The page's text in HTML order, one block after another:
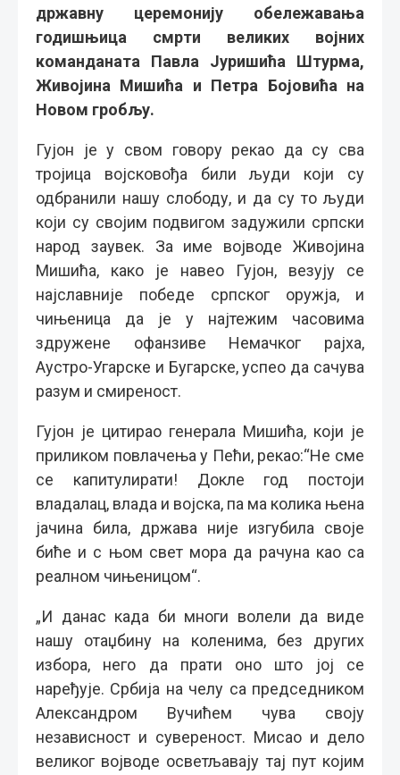
државну церемонију обележавања
годишњица смрти великих војних
команданата Павла Јуришића Штурма,
Живојина Мишића и Петра Бојовића на
Новом гробљу.
Гујон је у свом говору рекао да су сва
тројица војсковођа били људи који су
одбранили нашу слободу, и да су то људи
који су својим подвигом задужили српски
народ заувек. За име војводе Живојина
Мишића, како је навео Гујон, везују се
најславније победе српског оружја, и
чињеница да је у најтежим часовима
здружене офанзиве Немачког рајха,
Аустро-Угарске и Бугарске, успео да сачува
разум и смиреност.
Гујон је цитирао генерала Мишића, који је
приликом повлачења у Пећи, рекао:“Не сме
се капитулирати! Докле год постоји
владалац, влада и војска, па ма колика њена
јачина била, држава није изгубила своје
биће и с њом свет мора да рачуна као са
реалном чињеницом“.
„И данас када би многи волели да виде
нашу отаџбину на коленима, без других
избора, него да прати оно што јој се
наређује. Србија на челу са председником
Александром Вучићем чува своју
независност и сувереност. Мисао и дело
великог војводе осветљавају тај пут којим